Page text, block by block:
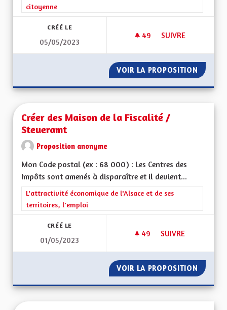
citoyenne
CRÉÉ LE
05/05/2023
49 49 ABONNÉS
SUIVRE
VOIR LA PROPOSITION LE
Créer des Maison de la Fiscalité /
Steueramt
Proposition anonyme
Mon Code postal (ex : 68 000) : Les Centres des
Impôts sont amenés à disparaître et il devient...
Filtrer les résultats de la catégorie : L'attractivité
L'attractivité économique de l'Alsace et de ses
territoires, l'emploi
CRÉÉ LE
01/05/2023
49 49 ABONNÉS
SUIVRE
VOIR LA PROPOSITION